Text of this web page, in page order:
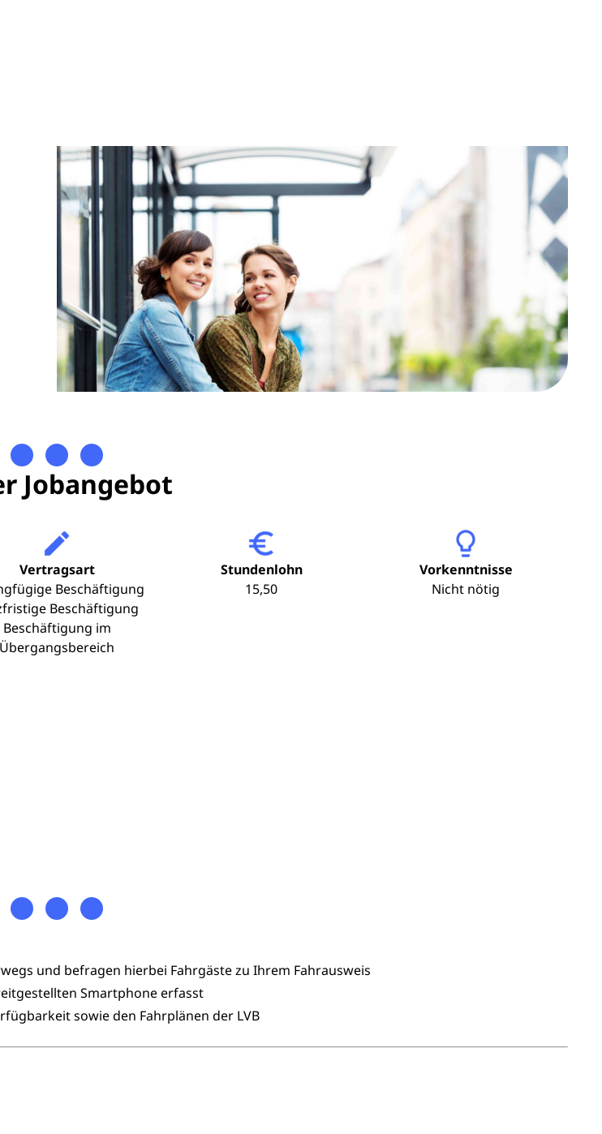
Jobangebot
Vertragsart
Beschäftigung
Beschäftigung
Beschäftigung im
Übergangsbereich
Stundenlohn
15,50
Vorkenntnisse
Nicht nötig
und befragen hierbei Fahrgäste zu Ihrem Fahrausweis
Smartphone erfasst
sowie den Fahrplänen der LVB